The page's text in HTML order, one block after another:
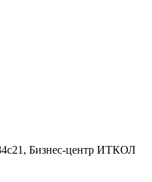
Бизнес-центр ИТКОЛ